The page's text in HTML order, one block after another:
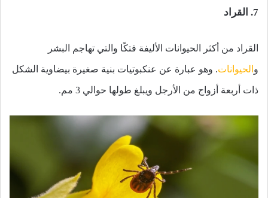
7. القراد
القراد من أكثر الحيوانات الأليفة فتكًا والتي تهاجم البشر
و الحيوانات. وهو عبارة عن عنكبوتيات بنية صغيرة بيضاوية الشكل
ذات أربعة أزواج من الأرجل ويبلغ طولها حوالي 3 مم.